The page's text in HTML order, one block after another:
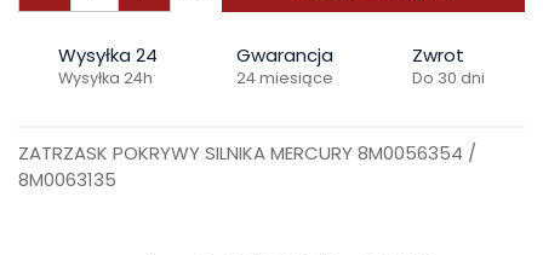
Wysyłka 24
Wysyłka 24h
Gwarancja
24 miesiące
Zwrot
Do 30 dni
ZATRZASK POKRYWY SILNIKA MERCURY 8M0056354 /
8M0063135